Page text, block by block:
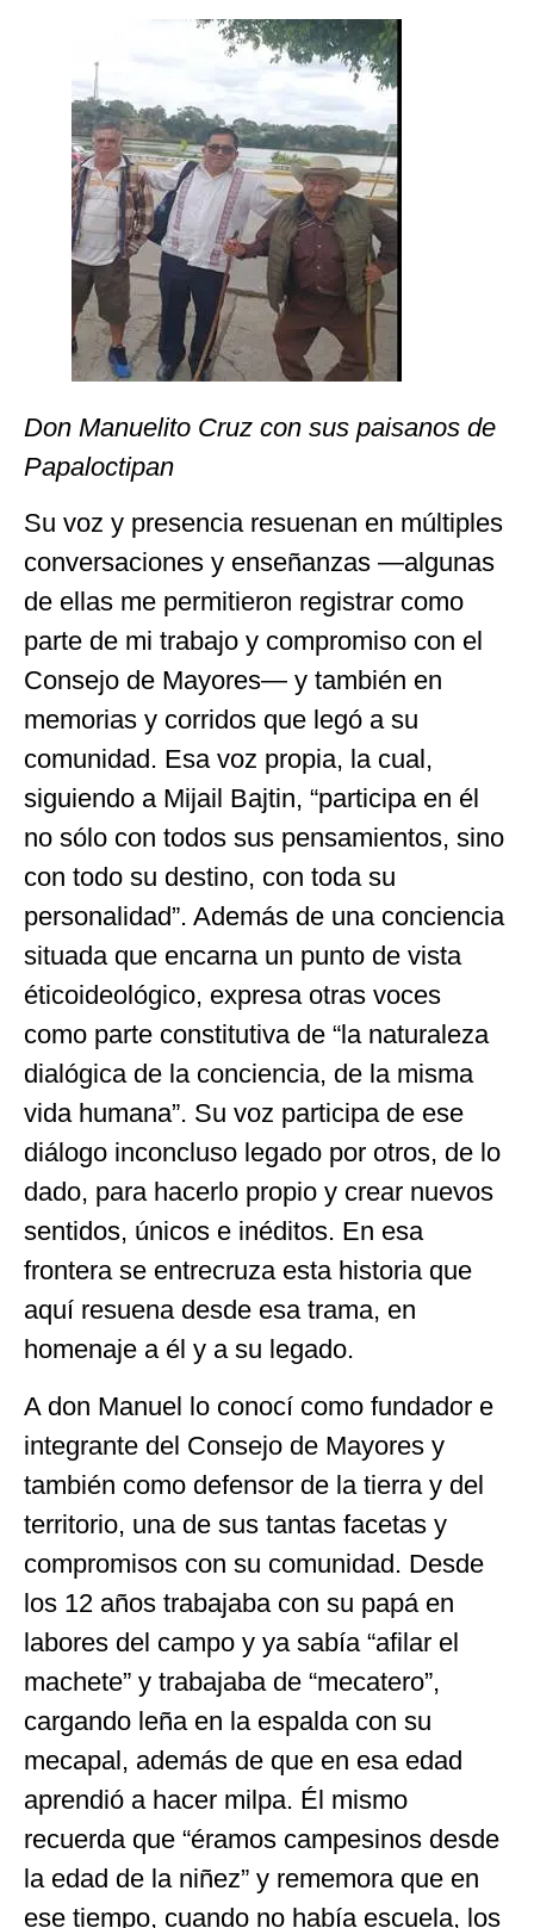
Don Manuelito Cruz con sus paisanos de
Papaloctipan
Su voz y presencia resuenan en múltiples
conversaciones y enseñanzas —algunas
de ellas me permitieron registrar como
parte de mi trabajo y compromiso con el
Consejo de Mayores— y también en
memorias y corridos que legó a su
comunidad. Esa voz propia, la cual,
siguiendo a Mijail Bajtin, “participa en él
no sólo con todos sus pensamientos, sino
con todo su destino, con toda su
personalidad”. Además de una conciencia
situada que encarna un punto de vista
éticoideológico, expresa otras voces
como parte constitutiva de “la naturaleza
dialógica de la conciencia, de la misma
vida humana”. Su voz participa de ese
diálogo inconcluso legado por otros, de lo
dado, para hacerlo propio y crear nuevos
sentidos, únicos e inéditos. En esa
frontera se entrecruza esta historia que
aquí resuena desde esa trama, en
homenaje a él y a su legado.
A don Manuel lo conocí como fundador e
integrante del Consejo de Mayores y
también como defensor de la tierra y del
territorio, una de sus tantas facetas y
compromisos con su comunidad. Desde
los 12 años trabajaba con su papá en
labores del campo y ya sabía “afilar el
machete” y trabajaba de “mecatero”,
cargando leña en la espalda con su
mecapal, además de que en esa edad
aprendió a hacer milpa. Él mismo
recuerda que “éramos campesinos desde
la edad de la niñez” y rememora que en
ese tiempo, cuando no había escuela, los